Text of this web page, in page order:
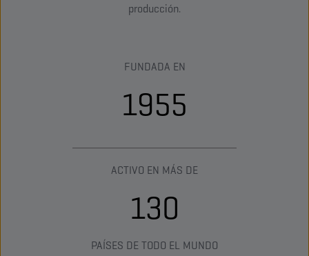
producción.
FUNDADA EN
1955
ACTIVO EN MÁS DE
130
PAÍSES DE TODO EL MUNDO